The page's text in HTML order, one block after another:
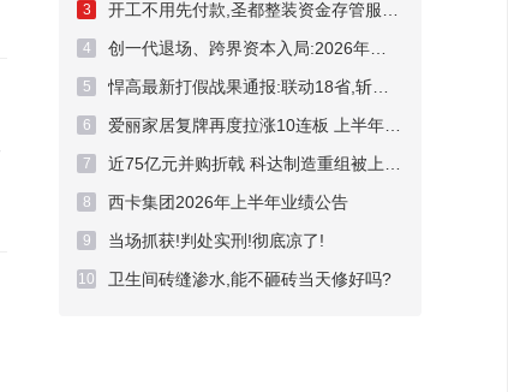
3
4
5
6
7
8 西卡集团2026年上半年业绩公告
9 当场抓获!判处实刑!彻底凉了!
10 卫生间砖缝渗水,能不砸砖当天修好吗?